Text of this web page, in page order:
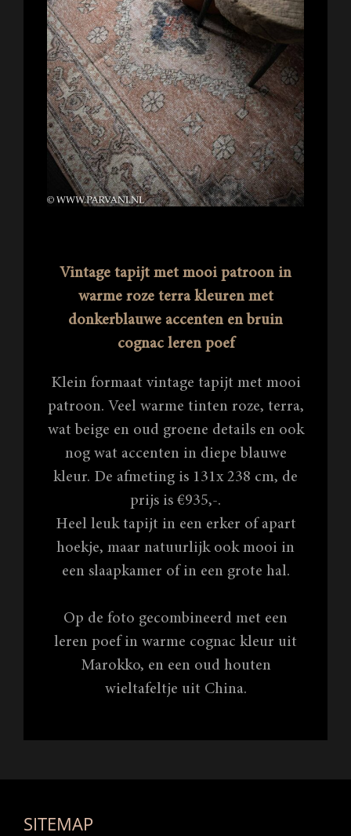
Vintage tapijt met mooi patroon in
warme roze terra kleuren met
donkerblauwe accenten en bruin
cognac leren poef
Klein formaat vintage tapijt met mooi
patroon. Veel warme tinten roze, terra,
wat beige en oud groene details en ook
nog wat accenten in diepe blauwe
kleur. De afmeting is 131x 238 cm, de
prijs is €935,-.
Heel leuk tapijt in een erker of apart
hoekje, maar natuurlijk ook mooi in
een slaapkamer of in een grote hal.
Op de foto gecombineerd met een
leren poef in warme cognac kleur uit
Marokko, en een oud houten
wieltafeltje uit China.
SITEMAP